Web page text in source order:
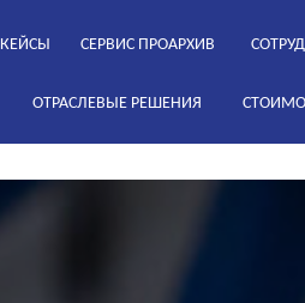
КЕЙСЫ СЕРВИС ПРОАРХИВ
ОТРАСЛЕВЫЕ РЕШЕНИЯ